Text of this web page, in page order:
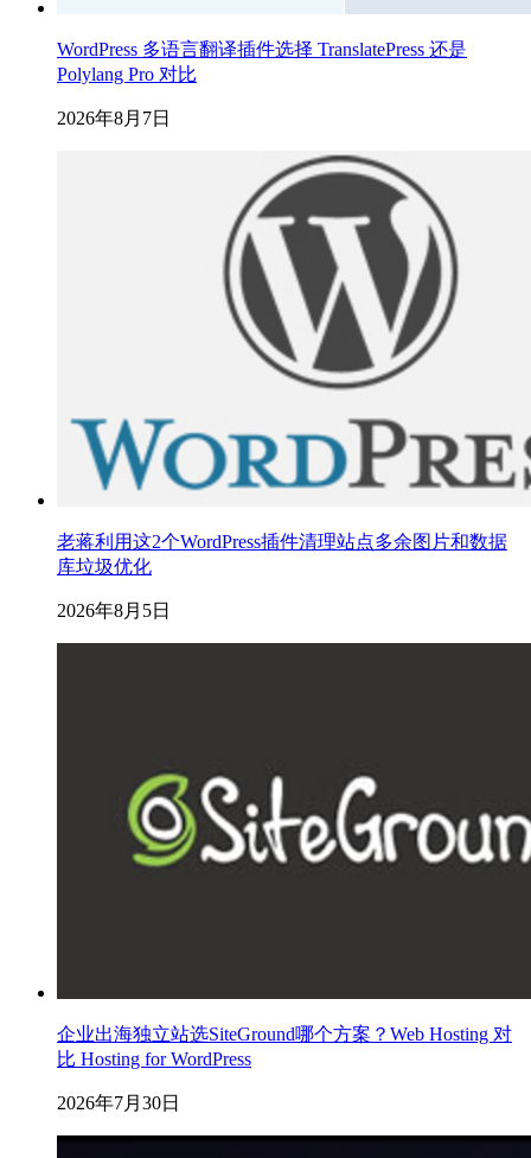
WordPress 多语言翻译插件选择 TranslatePress 还是
Polylang Pro 对比
2026年8月7日
老蒋利用这2个WordPress插件清理站点多余图片和数据
库垃圾优化
2026年8月5日
企业出海独立站选SiteGround哪个方案？Web Hosting 对
比 Hosting for WordPress
2026年7月30日